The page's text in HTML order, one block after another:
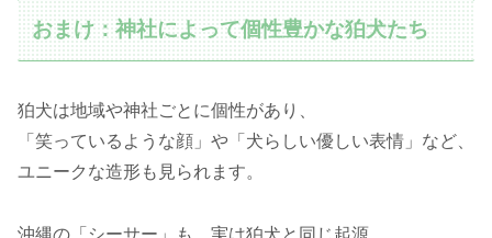
おまけ：神社によって個性豊かな狛犬たち
狛犬は地域や神社ごとに個性があり、
「笑っているような顔」や「犬らしい優しい表情」など、
ユニークな造形も見られます。
沖縄の「シーサー」も、実は狛犬と同じ起源。